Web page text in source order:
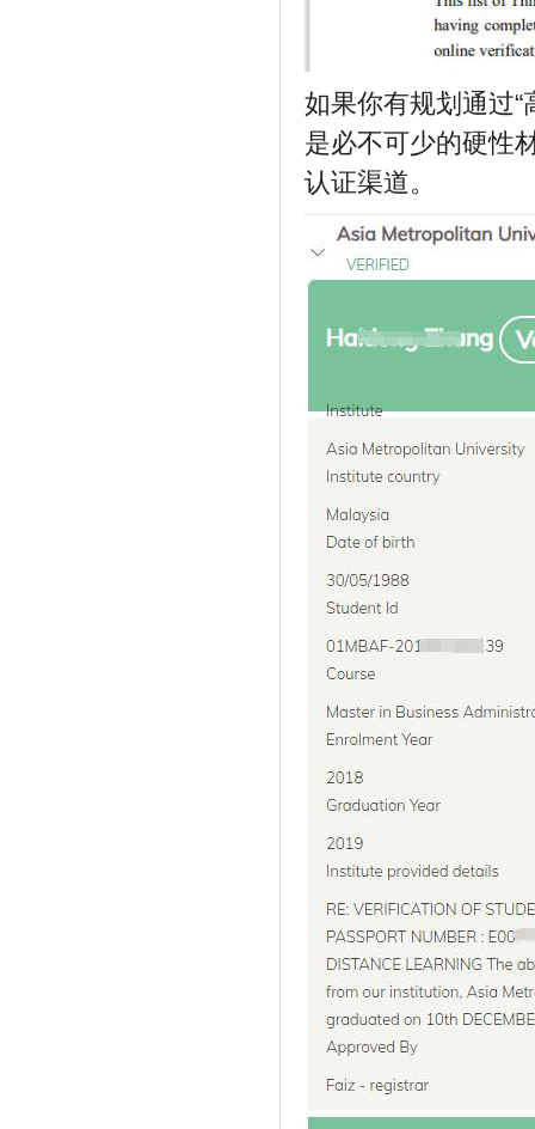
如果你有规划通过
是必不可少的硬性
认证渠道。